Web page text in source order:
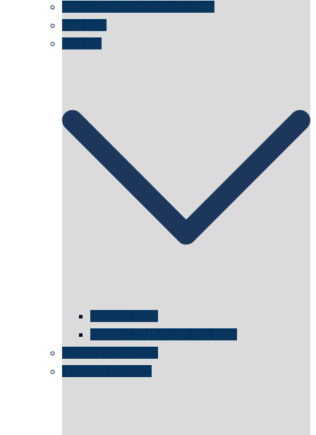
mein Chargesheimer reloaded
time shift
Istanbul
istanbul 1995
Istanbul 2015 in der IHK Köln
schwimmt Neptun?
„schnelle Antwort“